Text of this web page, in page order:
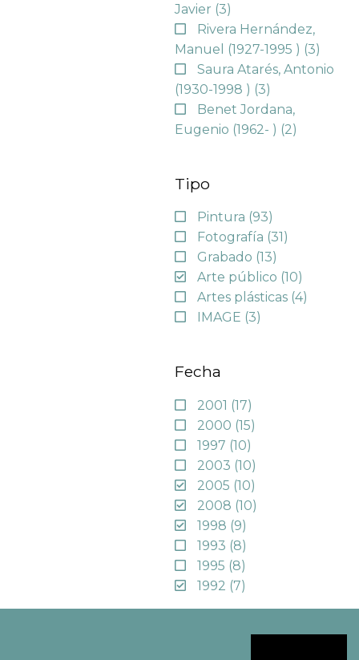
Javier (3)
Rivera Hernández,
Manuel (1927-1995 ) (3)
Saura Atarés, Antonio
(1930-1998 ) (3)
Benet Jordana,
Eugenio (1962- ) (2)
Tipo
Pintura (93)
Fotografía (31)
Grabado (13)
Arte público (10)
Artes plásticas (4)
IMAGE (3)
Fecha
2001 (17)
2000 (15)
1997 (10)
2003 (10)
2005 (10)
2008 (10)
1998 (9)
1993 (8)
1995 (8)
1992 (7)